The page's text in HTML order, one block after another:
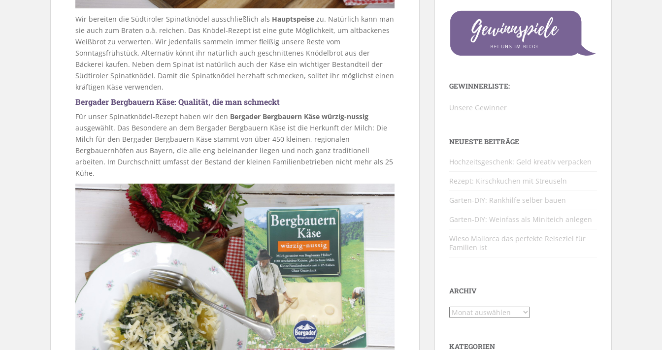
Wir bereiten die Südtiroler Spinatknödel ausschließlich als Hauptspeise zu. Natürlich kann man
sie auch zum Braten o.ä. reichen. Das Knödel-Rezept ist eine gute Möglichkeit, um altbackenes
Weißbrot zu verwerten. Wir jedenfalls sammeln immer fleißig unsere Reste vom
Sonntagsfrühstück. Alternativ könnt ihr natürlich auch geschnittenes Knödelbrot aus der
Bäckerei kaufen. Neben dem Spinat ist natürlich auch der Käse ein wichtiger Bestandteil der
Südtiroler Spinatknödel. Damit die Spinatknödel herzhaft schmecken, solltet ihr möglichst einen
kräftigen Käse verwenden.
Bergader Bergbauern Käse: Qualität, die man schmeckt
Für unser Spinatknödel-Rezept haben wir den Bergader Bergbauern Käse würzig-nussig
ausgewählt. Das Besondere an dem Bergader Bergbauern Käse ist die Herkunft der Milch: Die
Milch für den Bergader Bergbauern Käse stammt von über 450 kleinen, regionalen
Bergbauernhöfen aus Bayern, die alle eng beieinander liegen und noch ganz traditionell
arbeiten. Im Durchschnitt umfasst der Bestand der kleinen Familienbetrieben nicht mehr als 25
Kühe.
GEWINNERLISTE:
Unsere Gewinner
NEUESTE BEITRÄGE
Hochzeitsgeschenk: Geld kreativ verpacken
Rezept: Kirschkuchen mit Streuseln
Garten-DIY: Rankhilfe selber bauen
Garten-DIY: Weinfass als Miniteich anlegen
Wieso Mallorca das perfekte Reiseziel für
Familien ist
ARCHIV
Archiv
KATEGORIEN